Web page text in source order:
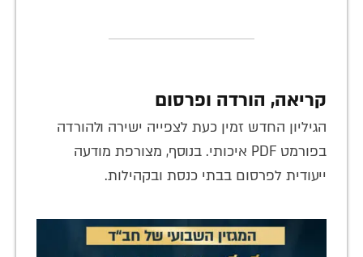
קריאה, הורדה ופרסום
הגיליון החדש זמין כעת לצפייה ישירה ולהורדה
בפורמט PDF איכותי. בנוסף, מצורפת מודעה
ייעודית לפרסום בבתי כנסת ובקהילות.